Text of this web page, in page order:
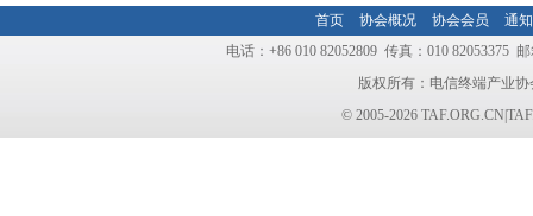
首页 协会概况 协会会员
通
电话：+86 010 82052809 传真：010 82053375
版权所有：电信终端产业
© 2005-2026